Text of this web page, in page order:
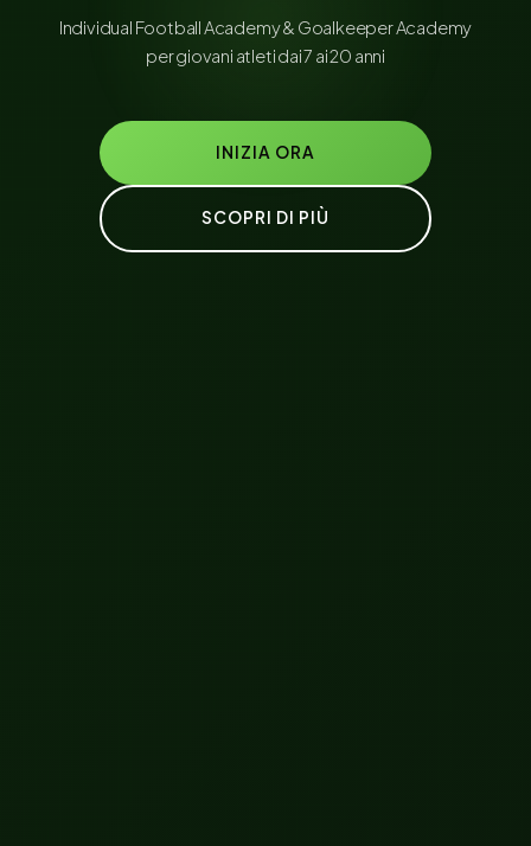
Individual Football Academy & Goalkeeper Academy
per giovani atleti dai 7 ai 20 anni
INIZIA ORA
SCOPRI DI PIÙ